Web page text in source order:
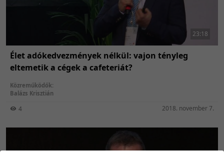
23:18
Élet adókedvezmények nélkül: vajon tényleg
eltemetik a cégek a cafeteriát?
Közreműködők:
Balázs Krisztián
4 2018. november 7.